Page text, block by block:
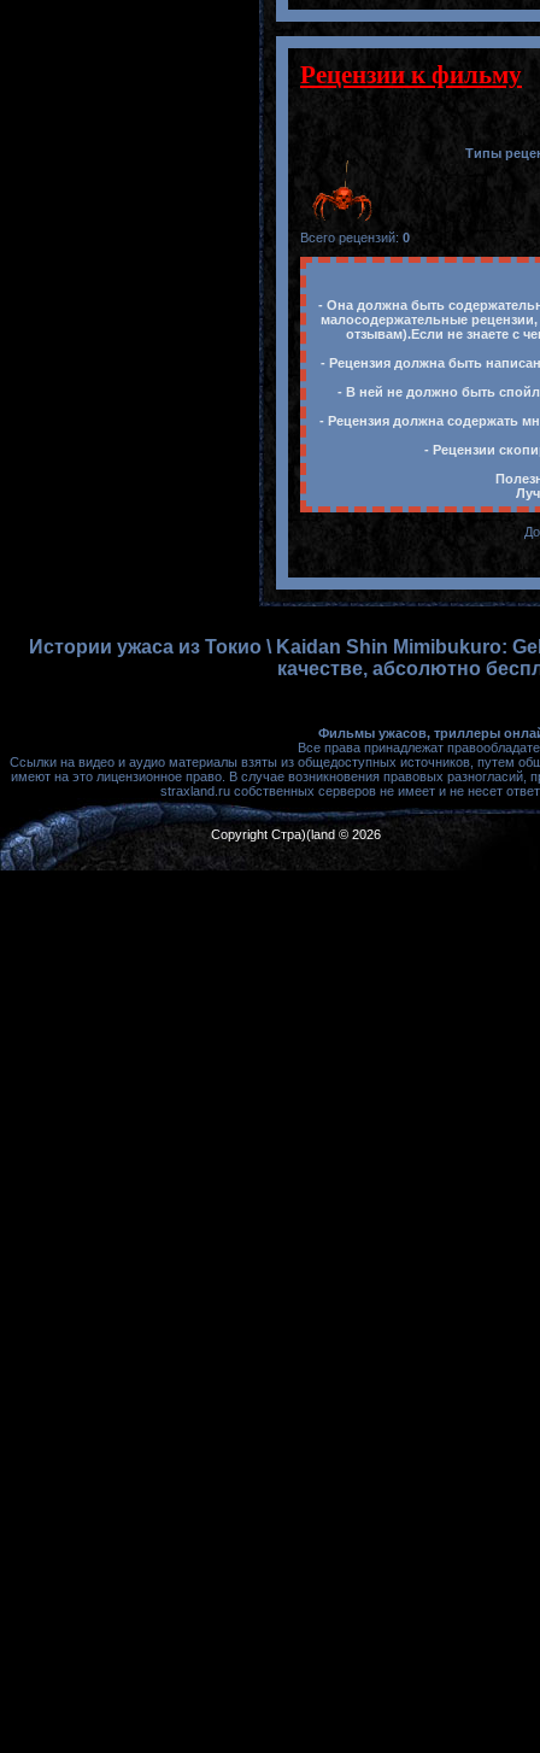
Рецензии к фильму
Типы
Всего рецензий: 0
- Она должна быть
малосодержательные
отзывам).Если не знаете с
- Рецензия должна быть
- В ней не должно быть
- Рецензия должна содержать
- Рецензии
Истории ужаса из Токио \ Kaidan Shin Mimibukuro:
качестве, абсолютно
Фильмы ужасов, триллеры
Все права принадлежат
Ссылки на видео и аудио материалы взяты из общедоступных источников, путем
имеют на это лицензионное право. В случае возникновения правовых
straxland.ru собственных серверов не имеет и не несет
Copyright Стра)(land © 2026